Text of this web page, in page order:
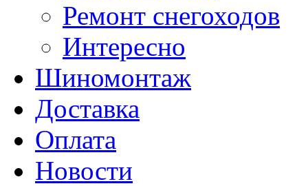
Ремонт снегоходов
Интересно
Шиномонтаж
Доставка
Оплата
Новости